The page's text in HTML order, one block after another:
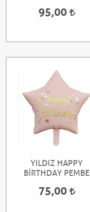
95,00
YILDIZ HAPPY
BİRTHDAY PEMBE
75,00